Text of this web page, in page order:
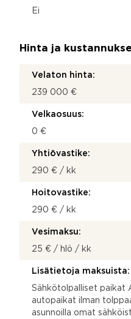
Ei
Hinta ja
Velaton hinta:
239 000 €
Velkaosuus:
0 €
Yhtiövastike:
290 € / kk
Hoitovastike:
290 € / kk
Vesimaksu:
25 € / hlö / kk
Lisätietoja maksuista:
Sähkötolpalliset paikat
autopaikat ilman
asunnoilla omat